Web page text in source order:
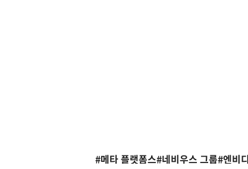
#메타 플랫폼스#네비우스 그룹#엔비